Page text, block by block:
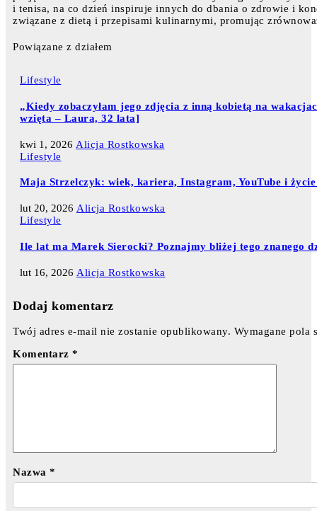
i tenisa, na co dzień inspiruje innych do dbania o zdrowie i
związane z dietą i przepisami kulinarnymi, promując
Powiązane z działem
Lifestyle
„Kiedy zobaczyłam jego zdjęcia z inną kobietą na
wzięta – Laura, 32 lata]
kwi 1, 2026 Alicja Rostkowska
Lifestyle
Maja Strzelczyk: wiek, kariera, Instagram, YouTube i
lut 20, 2026 Alicja Rostkowska
Lifestyle
Ile lat ma Marek Sierocki? Poznajmy bliżej tego znanego
lut 16, 2026 Alicja Rostkowska
Dodaj komentarz
Twój adres e-mail nie zostanie opublikowany. Wymagane pola
Komentarz *
Nazwa *